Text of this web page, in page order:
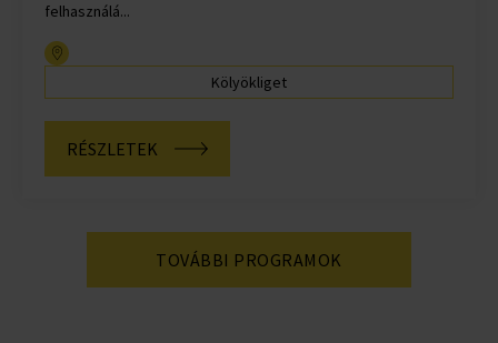
felhasználá...
Kölyökliget
RÉSZLETEK
TOVÁBBI PROGRAMOK